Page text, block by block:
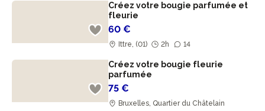
Créez votre bougie parfumée et
fleurie
60 €
Ittre, (01) 2h 14
Créez votre bougie fleurie
parfumée
75 €
Bruxelles, Quartier du Châtelain